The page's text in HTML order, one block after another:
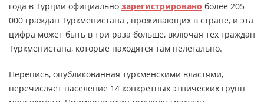
года в Турции официально зарегистрировано более 205
000 граждан Туркменистана , проживающих в стране, и эта
цифра может быть в три раза больше, включая тех граждан
Туркменистана, которые находятся там нелегально.
Перепись, опубликованная туркменскими властями,
перечисляет население 14 конкретных этнических групп